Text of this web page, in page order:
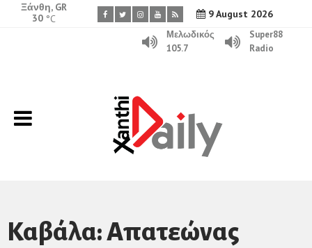
9 August 2026
Ξάνθη, GR
30 °C
Μελωδικός
105.7
Super88
Radio
Καβάλα: Απατεώνας